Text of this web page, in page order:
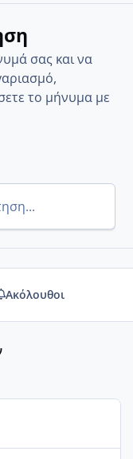
σας και να
το μήνυμα με
Ακόλουθοι